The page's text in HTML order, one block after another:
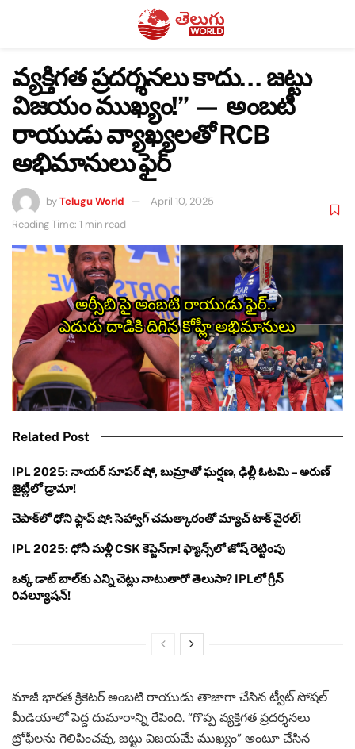
వ్యక్తిగత ప్రదర్శనలు కాదు… జట్టు
విజయం ముఖ్యం!” — అంబటి
రాయుడు వ్యాఖ్యలతో RCB
అభిమానులు ఫైర్
byTelugu World
April 10, 2025
Reading Time: 1 min read
Related Post
IPL 2025: నాయర్ సూపర్ షో, బుమ్రాతో ఘర్షణ, ఢిల్లీ ఓటమి – అరుణ్
జైట్లీలో డ్రామా!
చెపాక్‌లో ధోని ఫ్లాప్ షో: సెహ్వాగ్ చమత్కారంతో మ్యాచ్ టాక్ వైరల్!
IPL 2025: ధోనీ మళ్లీ CSK కెప్టెన్‌గా! ఫ్యాన్స్‌లో జోష్ రెట్టింపు
ఒక్క డాట్ బాల్‌కు ఎన్ని చెట్లు నాటుతారో తెలుసా? IPLలో గ్రీన్
రివల్యూషన్!
మాజీ భారత క్రికెటర్ అంబటి రాయుడు తాజాగా చేసిన ట్వీట్ సోషల్
మీడియాలో పెద్ద దుమారాన్ని రేపింది. “గొప్ప వ్యక్తిగత ప్రదర్శనలు
ట్రోఫీలను గెలిపించవు, జట్టు విజయమే ముఖ్యం” అంటూ చేసిన